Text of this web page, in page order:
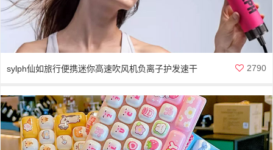
sylph仙如旅行便携迷你高速吹风机负离子护发速干 2790